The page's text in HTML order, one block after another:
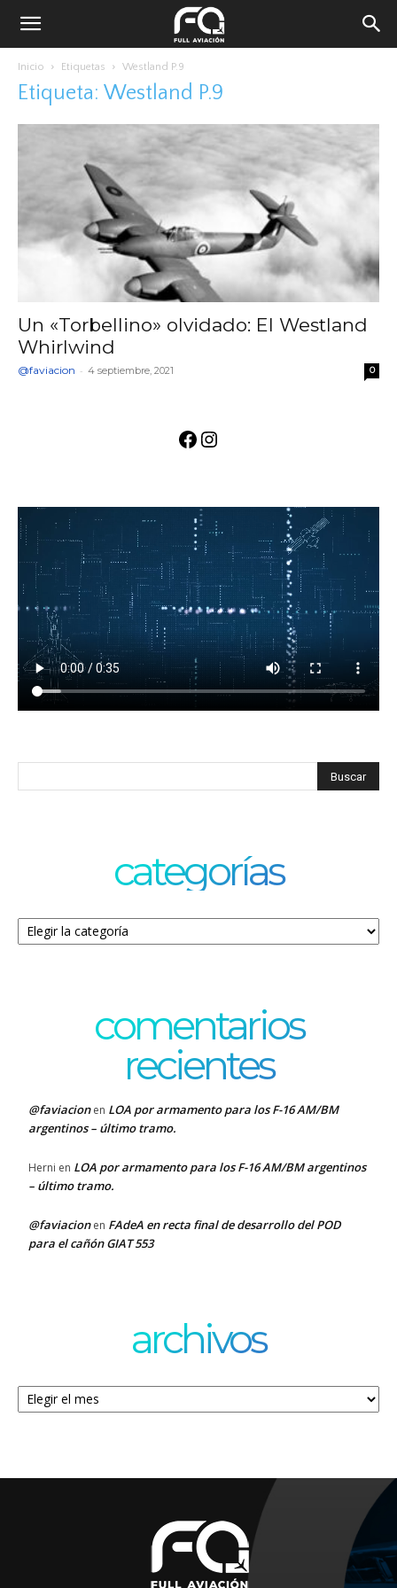
Inicio Etiquetas Westland P.9
Etiqueta: Westland P.9
Un «Torbellino» olvidado: El Westland
Whirlwind
@faviacion - 4 septiembre, 2021 0
Facebook
Instagram
categorías
Categorías
comentarios
recientes
@faviacionen LOA por armamento para los F-16 AM/BM
argentinos – último tramo.
Herni en LOA por armamento para los F-16 AM/BM argentinos
– último tramo.
@faviacionen FAdeA en recta final de desarrollo del POD
para el cañón GIAT 553
archivos
Archivos